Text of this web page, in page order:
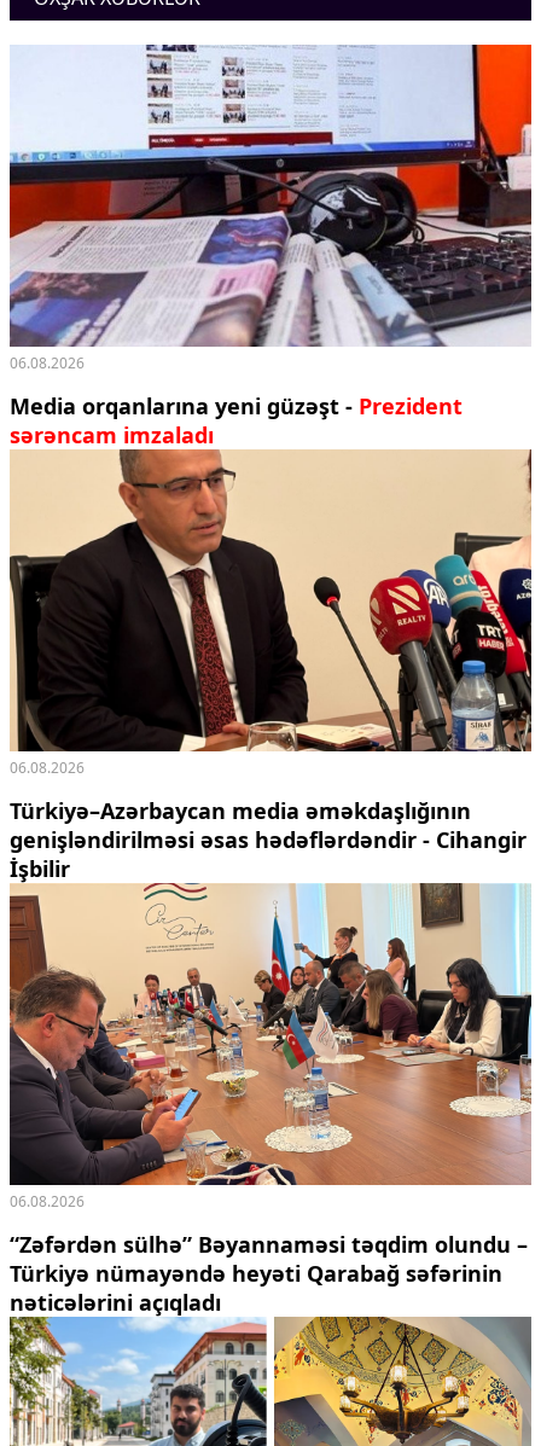
06.08.2026
Media orqanlarına yeni güzəşt - Prezident
sərəncam imzaladı
06.08.2026
Türkiyə–Azərbaycan media əməkdaşlığının
genişləndirilməsi əsas hədəflərdəndir - Cihangir
İşbilir
06.08.2026
“Zəfərdən sülhə” Bəyannaməsi təqdim olundu –
Türkiyə nümayəndə heyəti Qarabağ səfərinin
nəticələrini açıqladı